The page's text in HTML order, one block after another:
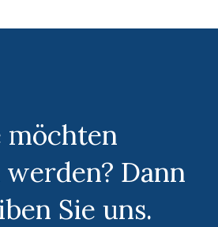
möchten
Dann
Sie uns.